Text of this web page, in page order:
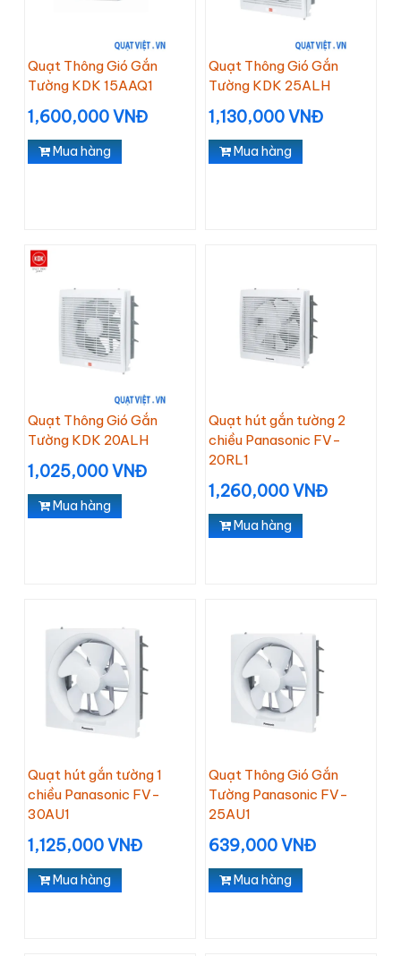
Quạt Thông Gió Gắn
Tường KDK 15AAQ1
1,600,000 VNĐ
Mua hàng
Quạt Thông Gió Gắn
Tường KDK 25ALH
1,130,000 VNĐ
Mua hàng
Quạt Thông Gió Gắn
Tường KDK 20ALH
1,025,000 VNĐ
Mua hàng
Quạt hút gắn tường 2
chiều Panasonic FV-
20RL1
1,260,000 VNĐ
Mua hàng
Quạt hút gắn tường 1
chiều Panasonic FV-
30AU1
1,125,000 VNĐ
Mua hàng
Quạt Thông Gió Gắn
Tường Panasonic FV-
25AU1
639,000 VNĐ
Mua hàng